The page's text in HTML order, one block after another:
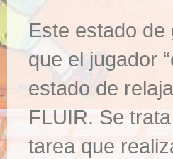
Este estado
que el jugador
estado de
FLUIR. Se
tarea que